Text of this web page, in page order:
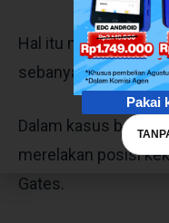
Hal itu membuat
sebanyak Rp. 85,6
Dalam kasus besar
merelakan posisi
Gates.
Pakai